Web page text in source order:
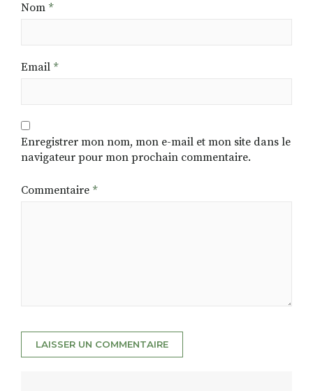
Nom *
Email *
Enregistrer mon nom, mon e-mail et mon site dans le
navigateur pour mon prochain commentaire.
Commentaire *